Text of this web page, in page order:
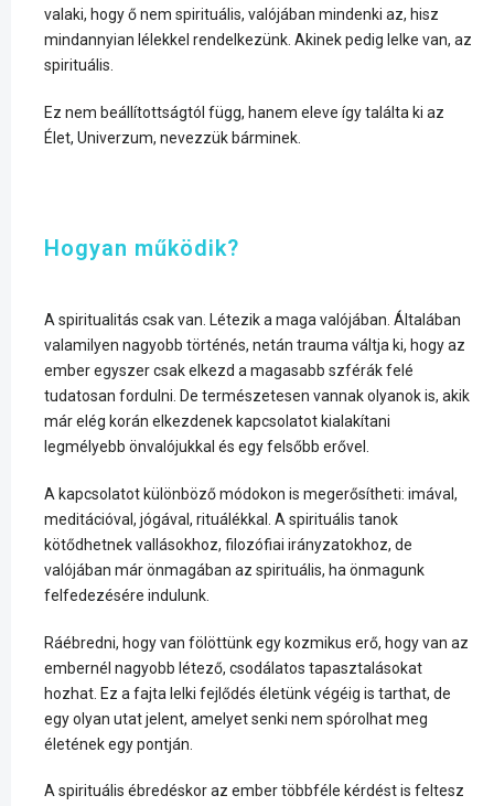
valaki, hogy ő nem spirituális, valójában mindenki az, hisz
mindannyian lélekkel rendelkezünk. Akinek pedig lelke van, az
spirituális.
Ez nem beállítottságtól függ, hanem eleve így találta ki az
Élet, Univerzum, nevezzük bárminek.
Hogyan működik?
A spiritualitás csak van. Létezik a maga valójában. Általában
valamilyen nagyobb történés, netán trauma váltja ki, hogy az
ember egyszer csak elkezd a magasabb szférák felé
tudatosan fordulni. De természetesen vannak olyanok is, akik
már elég korán elkezdenek kapcsolatot kialakítani
legmélyebb önvalójukkal és egy felsőbb erővel.
A kapcsolatot különböző módokon is megerősítheti: imával,
meditációval, jógával, rituálékkal. A spirituális tanok
kötődhetnek vallásokhoz, filozófiai irányzatokhoz, de
valójában már önmagában az spirituális, ha önmagunk
felfedezésére indulunk.
Ráébredni, hogy van fölöttünk egy kozmikus erő, hogy van az
embernél nagyobb létező, csodálatos tapasztalásokat
hozhat. Ez a fajta lelki fejlődés életünk végéig is tarthat, de
egy olyan utat jelent, amelyet senki nem spórolhat meg
életének egy pontján.
A spirituális ébredéskor az ember többféle kérdést is feltesz